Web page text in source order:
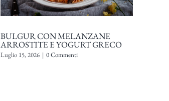
BULGUR CON MELANZANE
ARROSTITE E YOGURT GRECO
Luglio 15, 2026 | 0 Commenti